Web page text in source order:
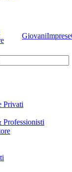
GiovaniImprese
Privati
Professionisti